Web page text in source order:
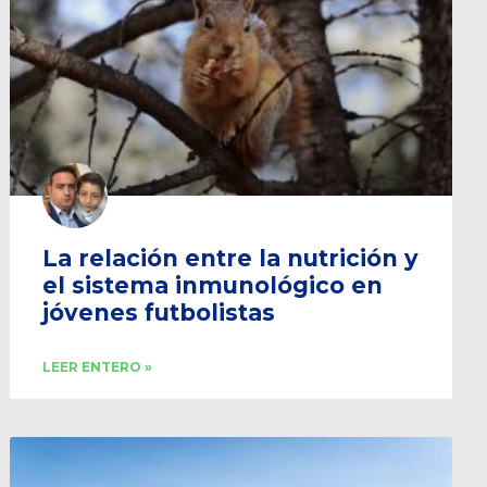
La relación entre la nutrición y
el sistema inmunológico en
jóvenes futbolistas
LEER ENTERO »